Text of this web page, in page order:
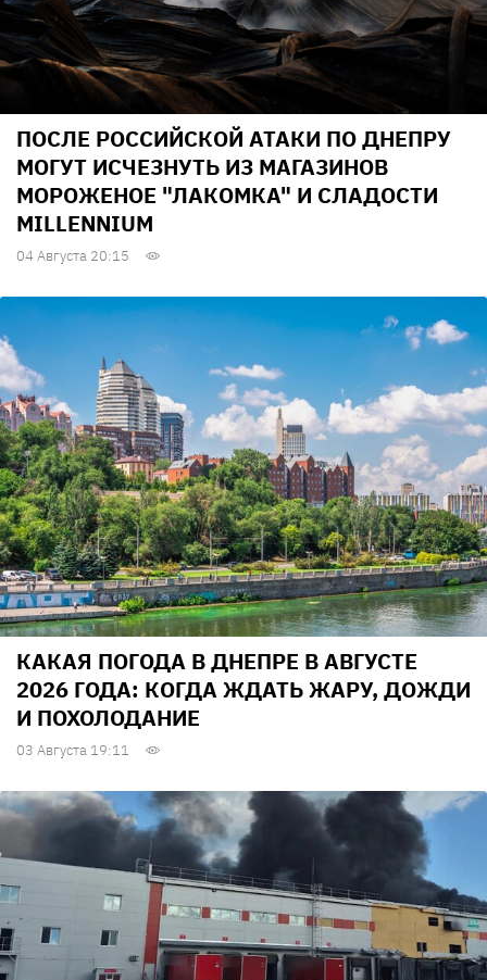
ПОСЛЕ РОССИЙСКОЙ АТАКИ ПО ДНЕПРУ
МОГУТ ИСЧЕЗНУТЬ ИЗ МАГАЗИНОВ
МОРОЖЕНОЕ "ЛАКОМКА" И СЛАДОСТИ
MILLENNIUM
04 Августа 20:15
КАКАЯ ПОГОДА В ДНЕПРЕ В АВГУСТЕ
2026 ГОДА: КОГДА ЖДАТЬ ЖАРУ, ДОЖДИ
И ПОХОЛОДАНИЕ
03 Августа 19:11